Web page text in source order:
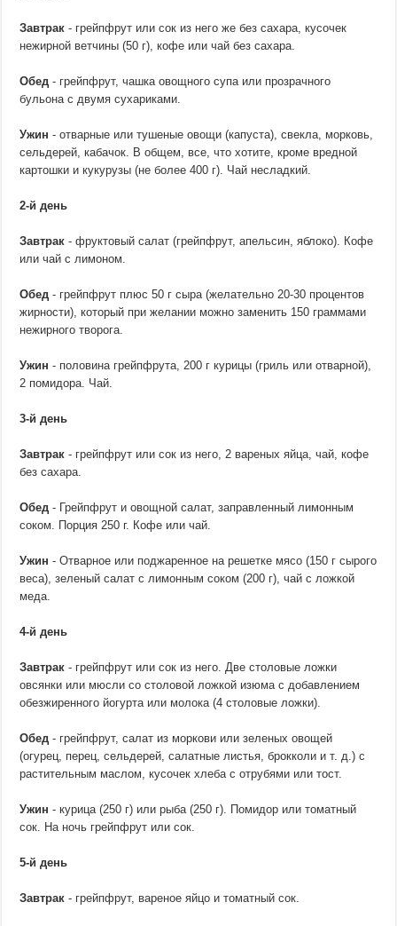
Завтрак - грейпфрут или сок из него же без сахара, кусочек
нежирной ветчины (50 г), кофе или чай без сахара.
Обед - грейпфрут, чашка овощного супа или прозрачного
бульона с двумя сухариками.
Ужин - отварные или тушеные овощи (капуста), свекла, морковь,
сельдерей, кабачок. В общем, все, что хотите, кроме вредной
картошки и кукурузы (не более 400 г). Чай несладкий.
2-й день
Завтрак - фруктовый салат (грейпфрут, апельсин, яблоко). Кофе
или чай с лимоном.
Обед - грейпфрут плюс 50 г сыра (желательно 20-30 процентов
жирности), который при желании можно заменить 150 граммами
нежирного творога.
Ужин - половина грейпфрута, 200 г курицы (гриль или отварной),
2 помидора. Чай.
3-й день
Завтрак - грейпфрут или сок из него, 2 вареных яйца, чай, кофе
без сахара.
Обед - Грейпфрут и овощной салат, заправленный лимонным
соком. Порция 250 г. Кофе или чай.
Ужин - Отварное или поджаренное на решетке мясо (150 г сырого
веса), зеленый салат с лимонным соком (200 г), чай с ложкой
меда.
4-й день
Завтрак - грейпфрут или сок из него. Две столовые ложки
овсянки или мюсли со столовой ложкой изюма с добавлением
обезжиренного йогурта или молока (4 столовые ложки).
Обед - грейпфрут, салат из моркови или зеленых овощей
(огурец, перец, сельдерей, салатные листья, брокколи и т. д.) с
растительным маслом, кусочек хлеба с отрубями или тост.
Ужин - курица (250 г) или рыба (250 г). Помидор или томатный
сок. На ночь грейпфрут или сок.
5-й день
Завтрак - грейпфрут, вареное яйцо и томатный сок.